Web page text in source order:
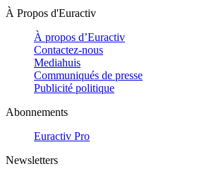
À Propos d'Euractiv
À propos d’Euractiv
Contactez-nous
Mediahuis
Communiqués de presse
Publicité politique
Abonnements
Euractiv Pro
Newsletters